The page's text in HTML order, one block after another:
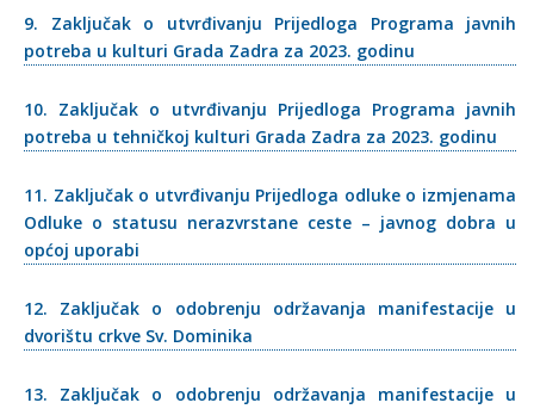
9. Zaključak o utvrđivanju Prijedloga Programa javnih
potreba u kulturi Grada Zadra za 2023. godinu
10. Zaključak o utvrđivanju Prijedloga Programa javnih
potreba u tehničkoj kulturi Grada Zadra za 2023. godinu
11. Zaključak o utvrđivanju Prijedloga odluke o izmjenama
Odluke o statusu nerazvrstane ceste – javnog dobra u
općoj uporabi
12. Zaključak o odobrenju održavanja manifestacije u
dvorištu crkve Sv. Dominika
13. Zaključak o odobrenju održavanja manifestacije u